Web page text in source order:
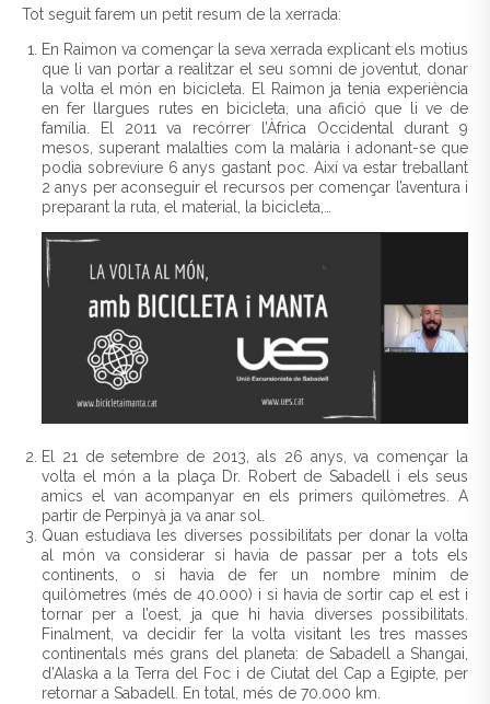
Tot seguit farem un petit resum de la xerrada:
En Raimon va començar la seva xerrada explicant els motius
que li van portar a realitzar el seu somni de joventut, donar
la volta el món en bicicleta. El Raimon ja tenia experiència
en fer llargues rutes en bicicleta, una afició que li ve de
família. El 2011 va recórrer l’Àfrica Occidental durant 9
mesos, superant malalties com la malària i adonant-se que
podia sobreviure 6 anys gastant poc. Així va estar treballant
2 anys per aconseguir el recursos per començar l’aventura i
preparant la ruta, el material, la bicicleta,…
El 21 de setembre de 2013, als 26 anys, va començar la
volta el món a la plaça Dr. Robert de Sabadell i els seus
amics el van acompanyar en els primers quilòmetres. A
partir de Perpinyà ja va anar sol.
Quan estudiava les diverses possibilitats per donar la volta
al món va considerar si havia de passar per a tots els
continents, o si havia de fer un nombre mínim de
quilòmetres (més de 40.000) i si havia de sortir cap el est i
tornar per a l’oest, ja que hi havia diverses possibilitats.
Finalment, va decidir fer la volta visitant les tres masses
continentals més grans del planeta: de Sabadell a Shangai,
d’Alaska a la Terra del Foc i de Ciutat del Cap a Egipte, per
retornar a Sabadell. En total, més de 70.000 km.